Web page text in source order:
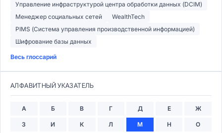
Управление инфраструктурой центра обработки данных (DCIM)
Менеджер социальных сетей
WealthTech
PIMS (Система управления производственной информацией)
Шифрование базы данных
Весь глоссарий
АЛФАВИТНЫЙ УКАЗАТЕЛЬ
А Б В Г Д Е Ж
З И К Л М Н О